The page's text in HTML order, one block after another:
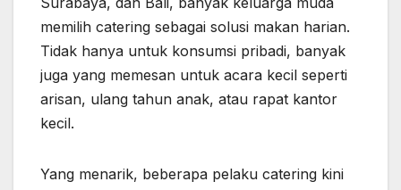
memilih catering sebagai solusi makan harian.
Tidak hanya untuk konsumsi pribadi, banyak
juga yang memesan untuk acara kecil seperti
arisan, ulang tahun anak, atau rapat kantor
kecil.
Yang menarik, beberapa pelaku catering kini